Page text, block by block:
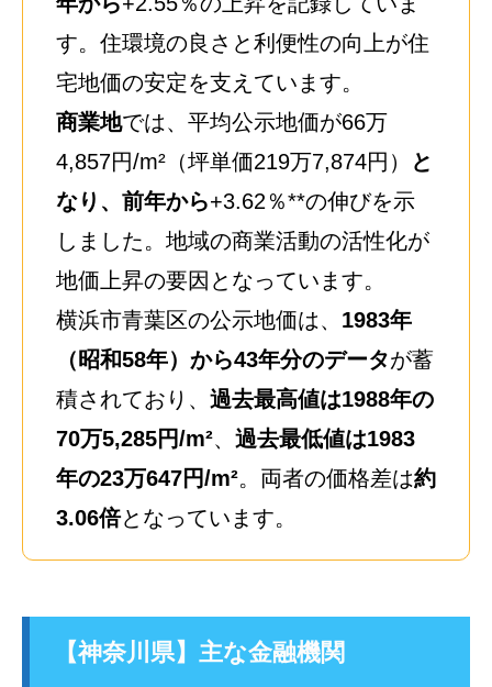
す。住環境の良さと利便性の向上が住
宅地価の安定を支えています。
商業地では、平均公示地価が66万
4,857円/m²（坪単価219万7,874円）
と
なり、前年から+3.62％**の伸びを示
しました。地域の商業活動の活性化が
地価上昇の要因となっています。
横浜市青葉区の公示地価は、 1983年
（昭和58年）から43年分のデータが蓄
積されており、 過去最高値は1988年の
70万5,285円/m²、 過去最低値は1983
年の23万647円/m²。両者の価格差は約
3.06倍となっています。
【神奈川県】主な金融機関